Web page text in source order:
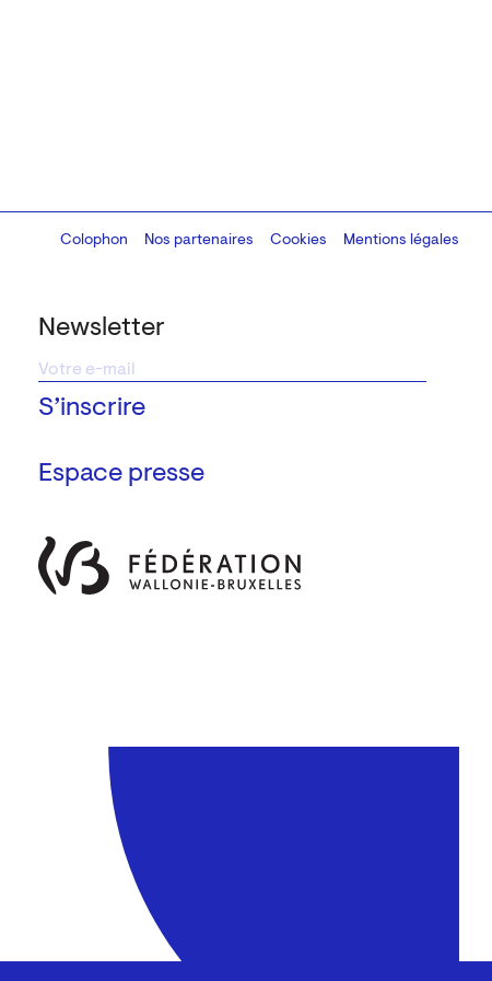
Newsletter
Espace presse
Colophon
Design:Marcel Kaczmarek, code:8080.studio
Nos partenaires Cookies Mentions légales